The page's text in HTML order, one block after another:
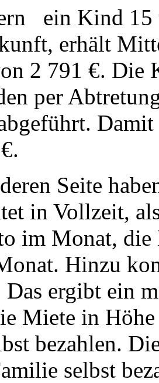
ein Kind 15
erhält
2 791 €. Die
per
Seite
in Vollzeit,
im Monat,
Hinzu
ergibt ein
Miete in
bezahlen.
selbst